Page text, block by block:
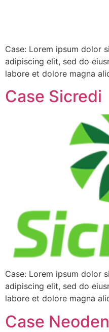
Case: Lorem ipsum dolor
adipiscing elit, sed do
labore et dolore magna
Case Sicredi
Case: Lorem ipsum dolor
adipiscing elit, sed do
labore et dolore magna
Case